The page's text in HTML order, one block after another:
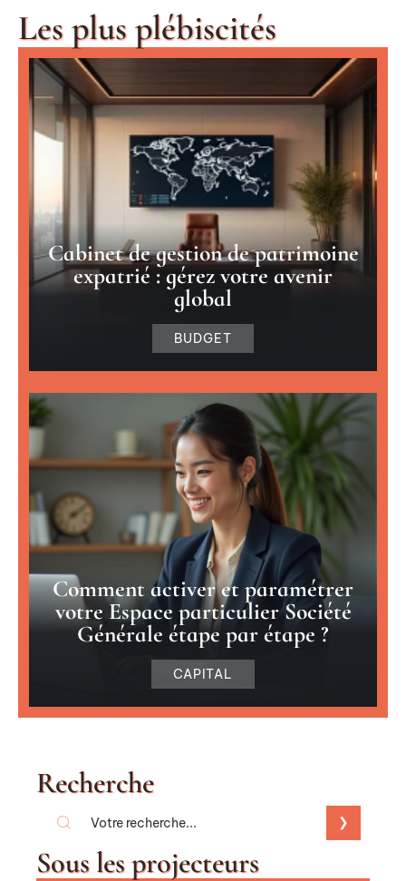
Les plus plébiscités
Cabinet de gestion de patrimoine
expatrié : gérez votre avenir
global
BUDGET
Comment activer et paramétrer
votre Espace particulier Société
Générale étape par étape ?
CAPITAL
Recherche
Sous les projecteurs